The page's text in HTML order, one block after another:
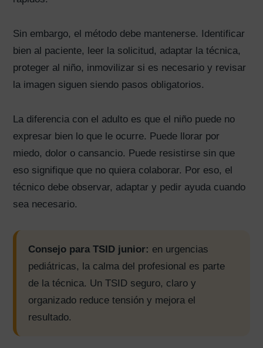
Sin embargo, el método debe mantenerse. Identificar
bien al paciente, leer la solicitud, adaptar la técnica,
proteger al niño, inmovilizar si es necesario y revisar
la imagen siguen siendo pasos obligatorios.
La diferencia con el adulto es que el niño puede no
expresar bien lo que le ocurre. Puede llorar por
miedo, dolor o cansancio. Puede resistirse sin que
eso signifique que no quiera colaborar. Por eso, el
técnico debe observar, adaptar y pedir ayuda cuando
sea necesario.
Consejo para TSID junior: en urgencias
pediátricas, la calma del profesional es parte
de la técnica. Un TSID seguro, claro y
organizado reduce tensión y mejora el
resultado.